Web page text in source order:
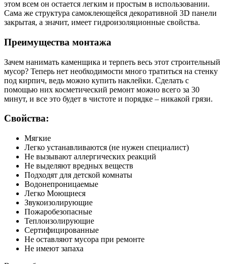
этом всем он остается легким и простым в использовании.
Сама же структура самоклеющейся декоративной 3D панели
закрытая, а значит, имеет гидроизоляционные свойства.
Преимущества монтажа
Зачем нанимать каменщика и терпеть весь этот строительный
мусор? Теперь нет необходимости много тратиться на стенку
под кирпич, ведь можно купить наклейки. Сделать с
помощью них косметический ремонт можно всего за 30
минут, и все это будет в чистоте и порядке – никакой грязи.
Свойства:
Мягкие
Легко устанавливаются (не нужен специалист)
Не вызывают аллергических реакций
Не выделяют вредных веществ
Подходят для детской комнаты
Водонепроницаемые
Легко Моющиеся
Звукоизолирующие
Пожаробезопасные
Теплоизолирующие
Сертифицированные
Не оставляют мусора при ремонте
Не имеют запаха